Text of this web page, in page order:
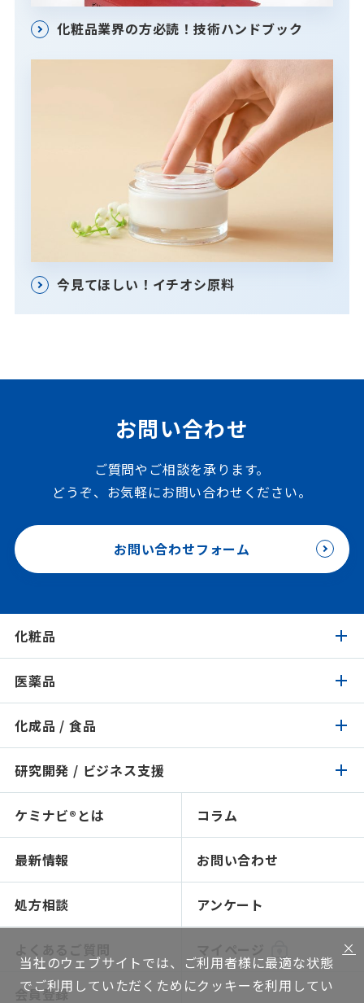
化粧品業界の方必読！技術ハンドブック
今見てほしい！イチオシ原料
お問い合わせ
ご質問やご相談を承ります。
どうぞ、お気軽にお問い合わせください。
お問い合わせフォーム
化粧品
化粧品トップ
製品検索
イチオシ原料
認証 / サステナビリティ
感触で選ぶ
NIKO-BEAUTY（コンセプト＆処方提案）
医薬品
医薬品トップ
製品検索
イチオシ原料
処方検索
化成品 / 食品
化成品 / 食品トップ
製品検索
ソリューション技術
研究開発 / ビジネス支援
研究開発 / ビジネス支援トップ
人材育成～開放研究室
ショールームのご紹介
ソリューション提案
グローバルネットワーク
機能評価
ケミナビ®とは コラム
最新情報 お問い合わせ
処方相談 アンケート
会員登録
×
当社のウェブサイトでは、ご利用者様に最適な状態
でご利用していただくためにクッキーを利用してい